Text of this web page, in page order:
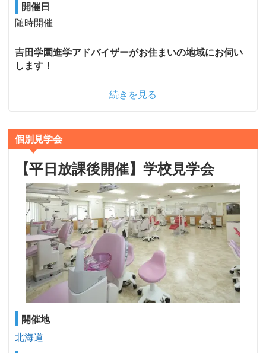
開催日
随時開催
吉田学園進学アドバイザーがお住まいの地域にお伺い
します！
続きを見る
個別見学会
【平日放課後開催】学校見学会
開催地
北海道